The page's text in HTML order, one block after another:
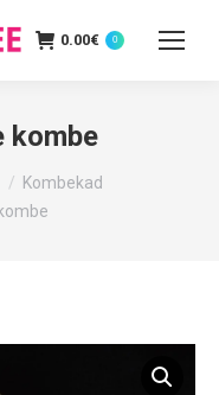
0.00€ 0
kombe
Kombekad